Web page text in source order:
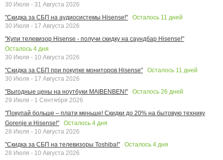
30 Июля - 31 Августа 2026
"Скидка за СБП на аудиосистемы Hisense!"
Осталось 11 дней
30 Июля - 17 Августа 2026
"Купи телевизор Hisense - получи скидку на саундбар Hisense!"
Осталось 4 дня
30 Июля - 10 Августа 2026
"Скидка за СБП при покупке мониторов Hisense"
Осталось 11 дней
30 Июля - 17 Августа 2026
"Выгодные цены на ноутбуки MAIBENBEN!"
Осталось 26 дней
29 Июля - 1 Сентября 2026
"Покупай больше – плати меньше! Скидки до 20% на бытовую технику
Gorenje и Hisense!"
Осталось 4 дня
28 Июля - 10 Августа 2026
"Скидка за СБП на телевизоры Toshiba!"
Осталось 4 дня
28 Июля - 10 Августа 2026